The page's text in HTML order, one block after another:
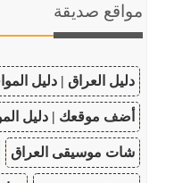
مواقع صديقة
دليل العراق | دليل
أضف موقعك | دليل
شات موسيقى العراق